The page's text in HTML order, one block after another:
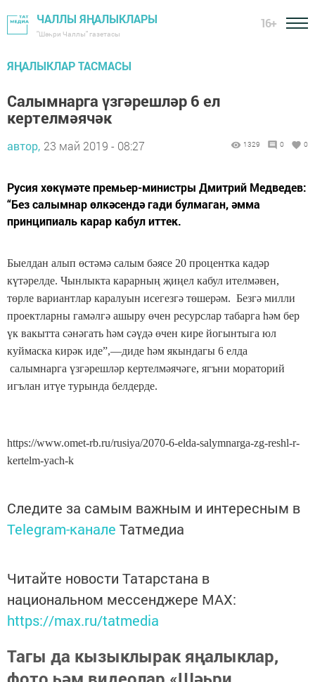
ЧАЛЛЫ ЯҢАЛЫКЛАРЫ
"Шәһри Чаллы" газетасы
16+
ЯҢАЛЫКЛАР ТАСМАСЫ
Салымнарга үзгәрешләр 6 ел
кертелмәячәк
автор, 23 май 2019 - 08:27 1329 0 0
Русия хөкүмәте премьер-министры Дмитрий Медведев:
“Без салымнар өлкәсендә гади булмаган, әмма
принципиаль карар кабул иттек.
Быелдан алып өстәмә салым бәясе 20 процентка кадәр
күтәрелде. Чынлыкта карарның җиңел кабул ителмәвен,
төрле вариантлар каралуын исегезгә төшерәм. Безгә милли
проектларны гамәлгә ашыру өчен ресурслар табарга һәм бер
үк вакытта сәнәгать һәм сәүдә өчен кире йогынтыга юл
куймаска кирәк иде”,—диде һәм якындагы 6 елда
салымнарга үзгәрешләр кертелмәячәге, ягъни мораторий
игълан итүе турында белдерде.
https://www.omet-rb.ru/rusiya/2070-6-elda-salymnarga-zg-reshl-r-
kertelm-yach-k
Следите за самым важным и интересным в
Telegram-канале Татмедиа
Читайте новости Татарстана в
национальном мессенджере MАХ:
https://max.ru/tatmedia
Тагы да кызыклырак яңалыклар,